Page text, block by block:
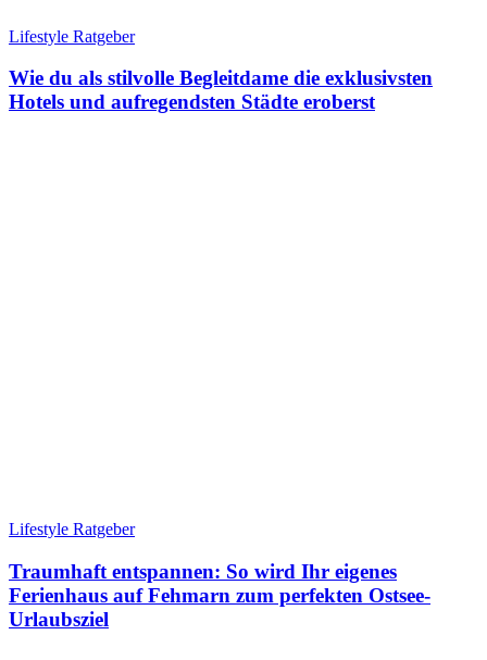
Lifestyle Ratgeber
Wie du als stilvolle Begleitdame die exklusivsten
Hotels und aufregendsten Städte eroberst
Lifestyle Ratgeber
Traumhaft entspannen: So wird Ihr eigenes
Ferienhaus auf Fehmarn zum perfekten Ostsee-
Urlaubsziel